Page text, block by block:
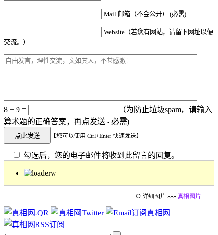
Mail 邮箱（不会公开） (必需)
Website（若您有网站，请留下网址以便
交流。）
8 + 9 =
（为防止垃圾spam，请输入
算术题的正确答案，再点发送 - 必需)
【您可以使用 Ctrl+Enter 快速发送】
勾选后，您的电子邮件将收到此留言的回复。
⊙ 详细图片 »»» 真相图片 ……